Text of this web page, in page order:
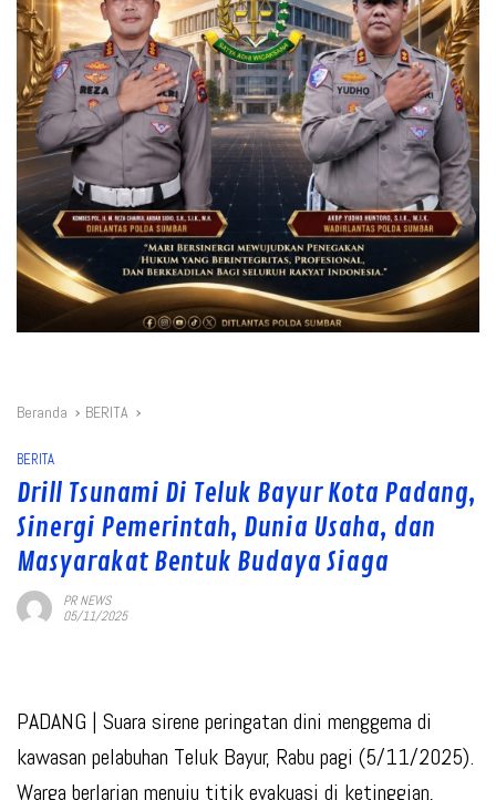
Beranda BERITA
BERITA
Drill Tsunami Di Teluk Bayur Kota Padang,
Sinergi Pemerintah, Dunia Usaha, dan
Masyarakat Bentuk Budaya Siaga
PR NEWS
05/11/2025
PADANG | Suara sirene peringatan dini menggema di
kawasan pelabuhan Teluk Bayur, Rabu pagi (5/11/2025).
Warga berlarian menuju titik evakuasi di ketinggian,